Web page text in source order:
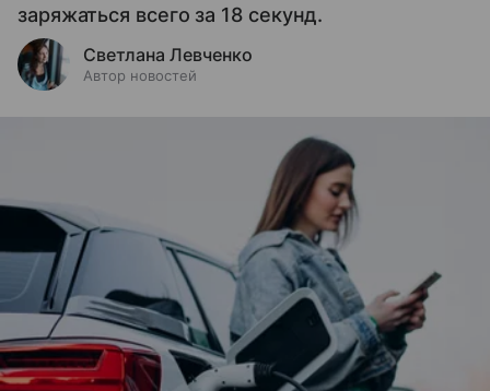
заряжаться всего за 18 секунд.
Светлана Левченко
Автор новостей